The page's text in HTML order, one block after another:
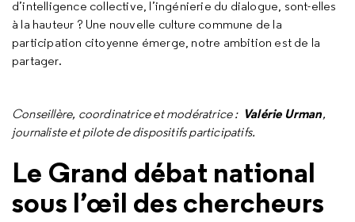
d’intelligence collective, l’ingénierie du dialogue, sont-elles
à la hauteur ? Une nouvelle culture commune de la
participation citoyenne émerge, notre ambition est de la
partager.
Conseillère, coordinatriceet modératrice : Valérie Urman,
journaliste et pilote de dispositifs participatifs.
Le Grand débat national
sous l’œil des chercheurs